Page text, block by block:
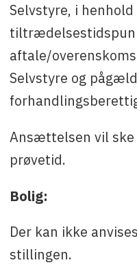
Selvstyre, i
aftale/
Selvstyre og
Ansættelsen vil ske
prøvetid.
Bolig:
Der kan ikke
stillingen.